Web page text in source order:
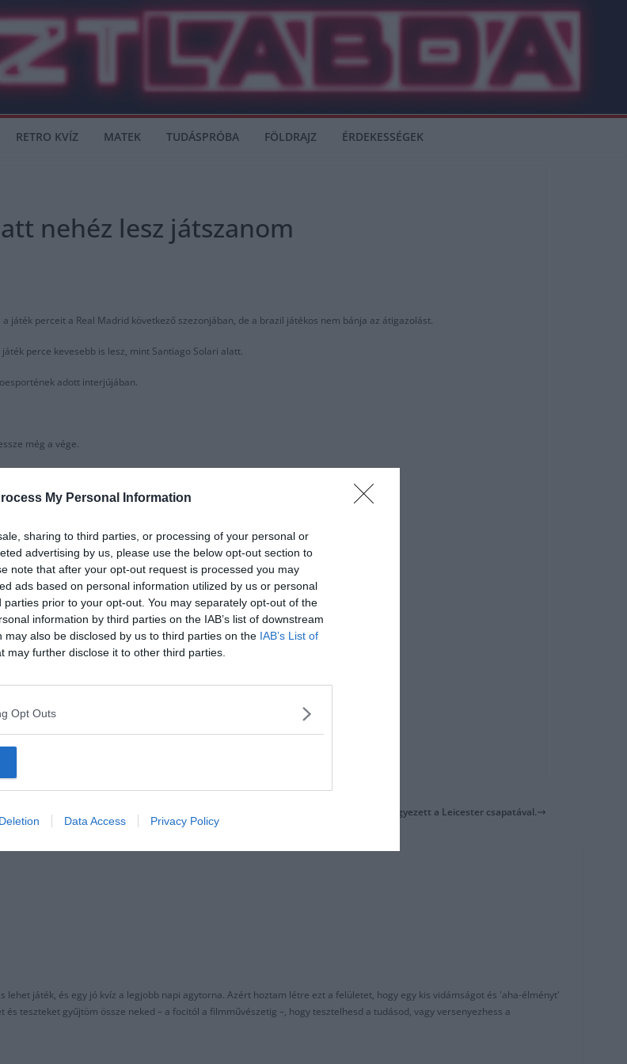
My Personal Information
sharing to third parties, or processing of your personal or
advertising by us, please use the below opt-out section to
note that after your opt-out request is processed you may
ads based on personal information utilized by us or personal
parties prior to your opt-out. You may separately opt-out of the
information by third parties on the IAB’s list of downstream
may also be disclosed by us to third parties on the IAB’s List of
may further disclose it to other third parties.
Opt Outs
Data Access Privacy Policy
RETRO KVÍZ MATEK TUDÁSPRÓBA FÖLDRAJZ ÉRDEKESSÉGEK
nehéz lesz játszanom
játék perceit a Real Madrid következő szezonjában, de a brazil játékos nem bánja az átigazolást.
perce kevesebb is lesz, mint Santiago Solari alatt.
adott interjújában.
még a vége.
edzőktől.”
nyugodtabb vagyok amikor játszom.”
a játékosok is adnak tanácsot, hogy mit kéne csinálnom.”
bárki.”
A Newcastle mindenben megegyezett a Leicester csapatával.
lehet játék, és egy jó kvíz a legjobb napi agytorna. Azért hoztam létre ezt a felületet, hogy egy kis vidámságot és 'aha-élményt'
teszteket gyűjtöm össze neked – a focitól a filmművészetig –, hogy tesztelhesd a tudásod, vagy versenyezhess a